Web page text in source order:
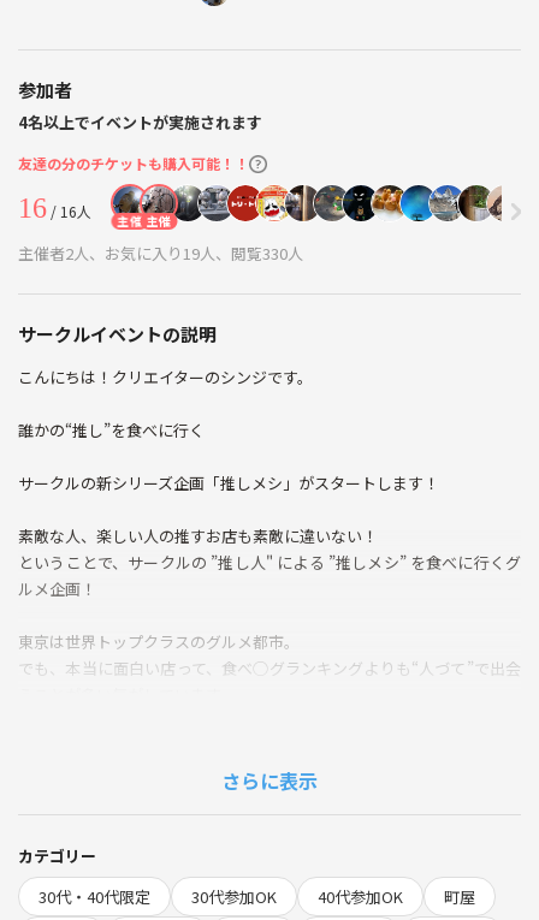
参加者
4名以上でイベントが実施されます
友達の分のチケットも購入可能！！
16/ 16人 主催 主催
主催者2人、お気に入り19人、閲覧330人
サークルイベントの説明
こんにちは！クリエイターのシンジです。
誰かの“推し”を食べに行く
サークルの新シリーズ企画「推しメシ」がスタートします！
素敵な人、楽しい人の推すお店も素敵に違いない！
ということで、サークルの ”推し人" による ”推しメシ” を食べに行くグ
ルメ企画！
東京は世界トップクラスのグルメ都市。
でも、本当に面白い店って、食べ◯グランキングよりも“人づて”で出会
「何度も通ってしまう理由って？」
記念すべき第1回は、Mariさん推薦。
今回訪れるのは、町屋にあるホルモン酒場
さらに表示
カテゴリー
30代・40代限定
30代参加OK 40代参加OK
町屋